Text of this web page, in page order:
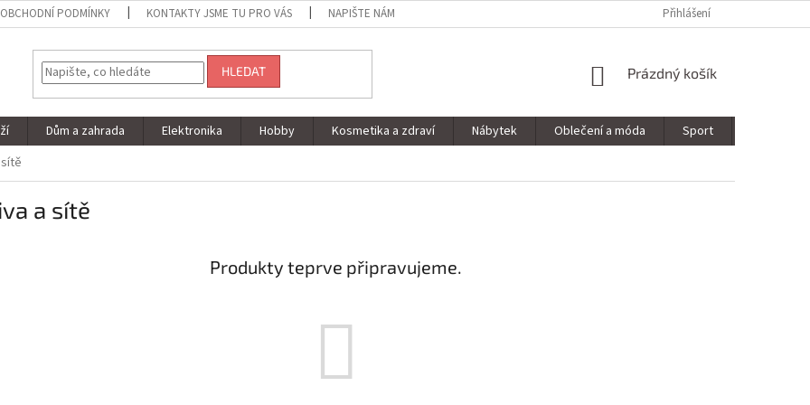
OBCHODNÍ PODMÍNKY KONTAKTY JSME TU PRO VÁS NAPIŠTE NÁM Přihlášení
HLEDAT
NÁKUPNÍ
Prázdný košík
Dům a zahrada Elektronika Hobby Kosmetika a zdraví Nábytek Oblečení a móda Sport
a sítě
Produkty teprve připravujeme.